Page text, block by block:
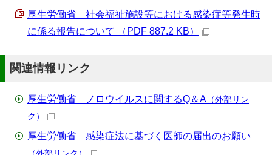
厚生労働省 社会福祉施設等における感染症等発生時
に係る報告について （PDF 887.2 KB）
関連情報リンク
厚生労働省 ノロウイルスに関するQ＆A （外部リン
ク）
厚生労働省 感染症法に基づく医師の届出のお願い